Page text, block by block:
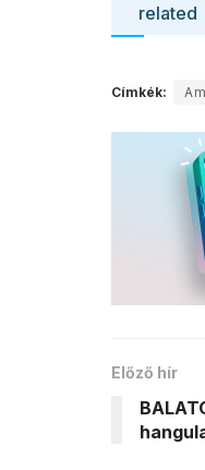
related
Címkék:
Előző hír